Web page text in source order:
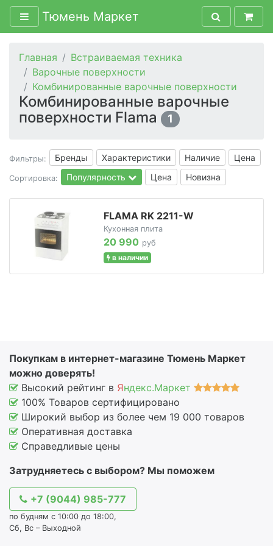
Тюмень Маркет
Главная
Встраиваемая техника
Варочные поверхности
Комбинированные варочные поверхности
Комбинированные варочные
поверхности Flama
1
Фильтры: Бренды Характеристики Наличие Цена
Сортировка: Популярность Цена Новизна
FLAMA RK 2211-W
Кухонная плита
20 990 руб
в наличии
Покупкам в интернет-магазине Тюмень Маркет
можно доверять!
Высокий рейтинг в Яндекс.Маркет
100% Товаров сертифицировано
Широкий выбор из более чем 19 000 товаров
Оперативная доставка
Справедливые цены
Затрудняетесь с выбором? Мы поможем
+7 (9044) 985-777
по будням с 10:00 до 18:00,
Сб, Вс – Выходной